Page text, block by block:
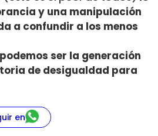
y una manipulación
a confundir a los menos
ser la generación
de desigualdad para
en